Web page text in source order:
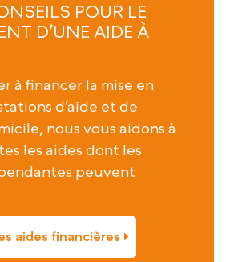
POUR LE
D’UNE AIDE À
à financer la mise en
d’aide et de
nous vous aidons à
les aides dont les
peuvent
aides financières